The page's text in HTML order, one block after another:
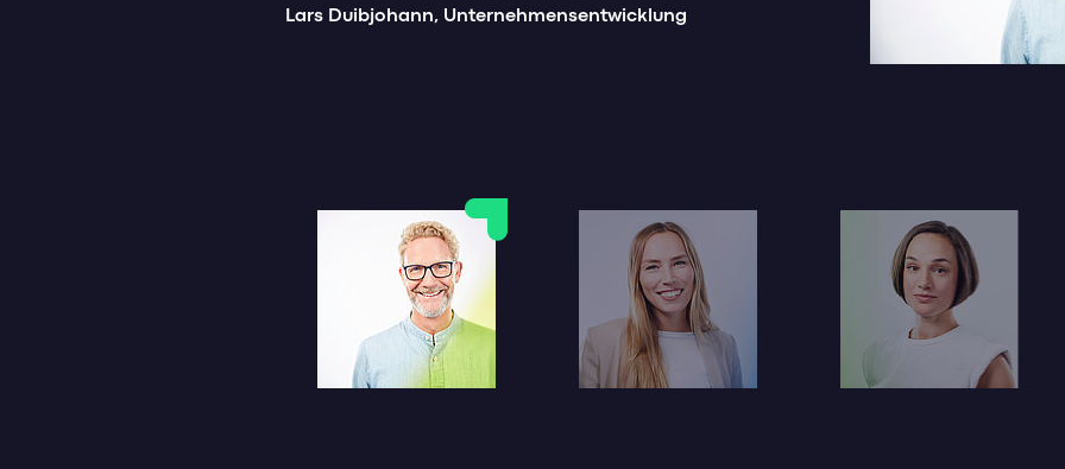
Lars Duibjohann, Unternehmensentwicklung